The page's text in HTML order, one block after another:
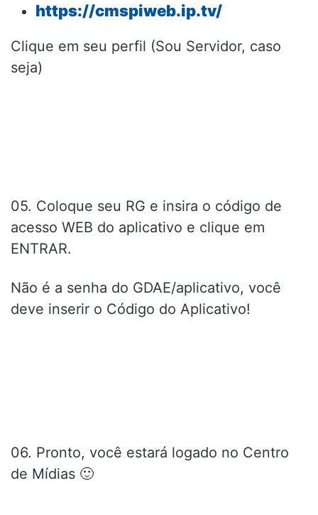
https://cmspiweb.ip.tv/
Clique em seu perfil (Sou Servidor, caso
seja)
05. Coloque seu RG e insira o código de
acesso WEB do aplicativo e clique em
ENTRAR.
Não é a senha do GDAE/aplicativo, você
deve inserir o Código do Aplicativo!
06. Pronto, você estará logado no Centro
de Mídias 🙂